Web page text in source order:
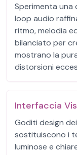
Sperimenta
loop audio
ritmo, melodia
bilanciato per
mostrano la
distorsioni
Interfaccia
Goditi design
sostituiscono i
luminose e